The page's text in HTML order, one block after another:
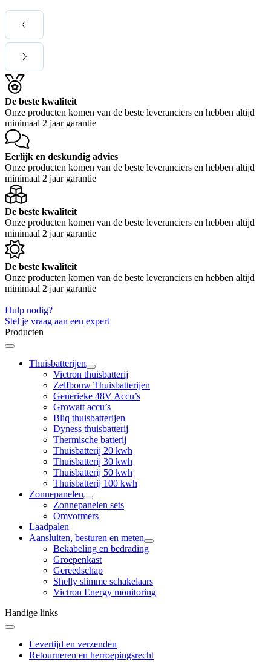
De beste kwaliteit
Onze producten komen van de beste leveranciers en hebben altijd
minimaal 2 jaar garantie
Eerlijk en deskundig advies
Onze producten komen van de beste leveranciers en hebben altijd
minimaal 2 jaar garantie
De beste kwaliteit
Onze producten komen van de beste leveranciers en hebben altijd
minimaal 2 jaar garantie
De beste kwaliteit
Onze producten komen van de beste leveranciers en hebben altijd
minimaal 2 jaar garantie
Hulp nodig?
Stel je vraag aan een expert
Producten
Thuisbatterijen
Victron thuisbatterij
Zelfbouw Thuisbatterijen
Generieke 48V Accu’s
Growatt accu’s
Bliq thuisbatterijen
Dyness thuisbatterij
Thermische batterij
Thuisbatterij 20 kwh
Thuisbatterij 30 kwh
Thuisbatterij 50 kwh
Thuisbatterij 100 kwh
Zonnepanelen
Zonnepanelen sets
Omvormers
Laadpalen
Aansluiten, besturen en meten
Bekabeling en bedrading
Groepenkast
Gereedschap
Shelly slimme schakelaars
Victron Energy monitoring
Handige links
Levertijd en verzenden
Retourneren en herroepingsrecht